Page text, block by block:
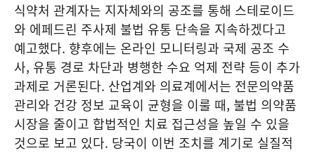
식약처 관계자는 지자체와의 공조를 통해 스테로이드
와 에페드린 주사제 불법 유통 단속을 지속하겠다고
예고했다. 향후에는 온라인 모니터링과 국제 공조 수
사, 유통 경로 차단과 병행한 수요 억제 전략 등이 추가
과제로 거론된다. 산업계와 의료계에서는 전문의약품
관리와 건강 정보 교육이 균형을 이룰 때, 불법 의약품
시장을 줄이고 합법적인 치료 접근성을 높일 수 있을
것으로 보고 있다. 당국이 이번 조치를 계기로 실질적